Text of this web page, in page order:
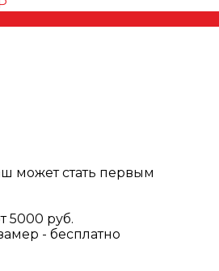
может стать первым
5000 руб.
- бесплатно